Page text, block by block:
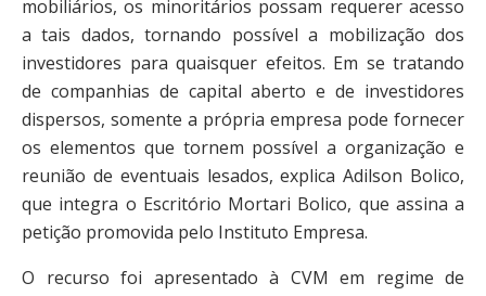
mobiliários, os minoritários possam requerer acesso
a tais dados, tornando possível a mobilização dos
investidores para quaisquer efeitos. Em se tratando
de companhias de capital aberto e de investidores
dispersos, somente a própria empresa pode fornecer
os elementos que tornem possível a organização e
reunião de eventuais lesados, explica Adilson Bolico,
que integra o Escritório Mortari Bolico, que assina a
petição promovida pelo Instituto Empresa.
O recurso foi apresentado à CVM em regime de